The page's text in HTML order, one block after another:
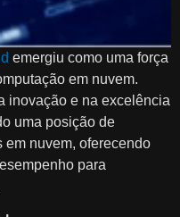
emergiu como uma força
em nuvem.
inovação e na excelência
uma posição de
em nuvem, oferecendo
para